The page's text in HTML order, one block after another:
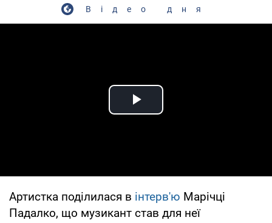
Відео дня
Play Video
Артистка поділилася в інтерв'ю Марічці
Падалко, що музикант став для неї